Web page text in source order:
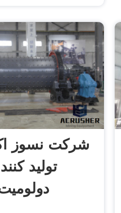
شرکت نسوز
تولید